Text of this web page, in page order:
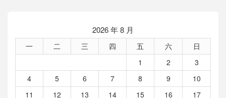
2026 年 8 月
一 二 三 四 五 六
日
1
2
3
4
5 6 7 8 9
10
11
12 13 14 15 16
17